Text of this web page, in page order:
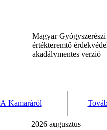
Magyar
értékteremtő
akadálymentes verzió
A Kamaráról
2026 augusztus